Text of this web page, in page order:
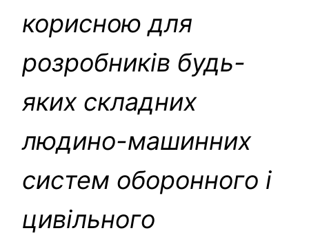
корисною для
розробників будь-
яких складних
людино-машинних
систем оборонного і
цивільного